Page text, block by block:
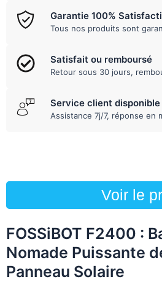
Garantie 100%
Tous nos produits sont
Satisfait ou remboursé
Retour sous 30 jours,
Service client disponible
Assistance 7j/7, réponse en
Voir le
FOSSiBOT F2400 :
Nomade Puissante
Panneau Solaire